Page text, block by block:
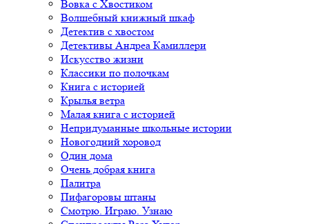
Вовка с Хвостиком
Волшебный книжный шкаф
Детектив с хвостом
Детективы Андреа Камиллери
Искусство жизни
Классики по полочкам
Книга с историей
Крылья ветра
Малая книга с историей
Непридуманные школьные истории
Новогодний хоровод
Один дома
Очень добрая книга
Палитра
Пифагоровы штаны
Смотрю. Играю. Узнаю